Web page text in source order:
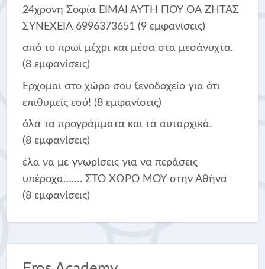
24χρονη Σοφία ΕΙΜΑΙ ΑΥΤΗ ΠΟΥ ΘΑ ΖΗΤΑΣ
ΣΥΝΕΧΕΙΑ 6996373651 (9 εμφανίσεις)
από το πρωί μέχρι και μέσα στα μεσάνυχτα.
(8 εμφανίσεις)
Ερχομαι στο χώρο σου ξενοδοχείο για ότι
επιθυμείς εσύ! (8 εμφανίσεις)
όλα τα προγράμματα και τα αυταρχικά.
(8 εμφανίσεις)
έλα να με γνωρίσεις για να περάσεις
υπέροχα……. ΣΤΟ ΧΩΡΟ ΜΟΥ στην Αθήνα
(8 εμφανίσεις)